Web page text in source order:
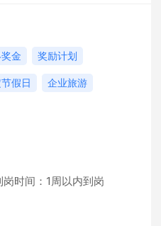
金 奖励计划
假日 企业旅游
岗时间：1周以内到岗